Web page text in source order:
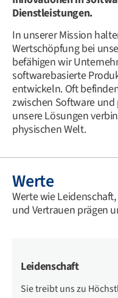
Dienstleistungen.
In unserer Mission
Wertschöpfung bei
befähigen wir
softwarebasierte
entwickeln. Oft
zwischen Software
unsere Lösungen
physischen Welt.
Werte
Werte wie
und Vertrauen prägen
Leidenschaft
Sie treibt uns zu